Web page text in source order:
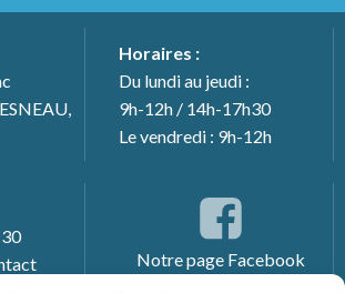
Horaires :
Du lundi au jeudi :
9h-12h / 14h-17h30
Le vendredi : 9h-12h
Notre page Facebook